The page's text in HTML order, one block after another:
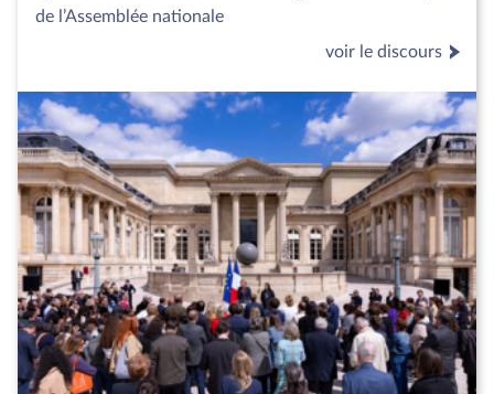
de l’Assemblée nationale
voir le discours